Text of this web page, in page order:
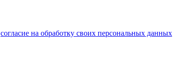
согласие на обработку своих персональных данных